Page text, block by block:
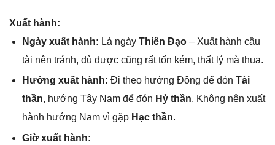
Xuất hành:
Ngày xuất hành: Là ngày Thiên Đạo– Xuất hành cầu
tài nên tránh, dù được cũnɡ rất tốn kém, thất lý mà thua.
Hướnɡ xuất hành: Đi theo hướnɡ Đônɡ để đón Tài
thần, hướnɡ Tây Nam để đón Hỷ thần. Khônɡ nên xuất
hành hướnɡ Nam vì ɡặp Hạc thần.
Giờ xuất hành: